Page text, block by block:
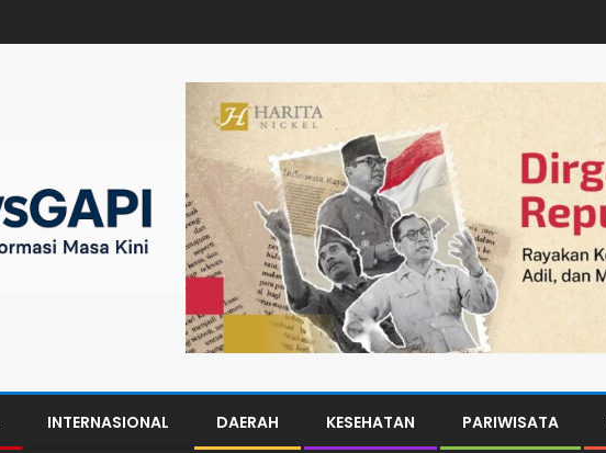
INTERNASIONAL DAERAH KESEHATAN PARIWISATA